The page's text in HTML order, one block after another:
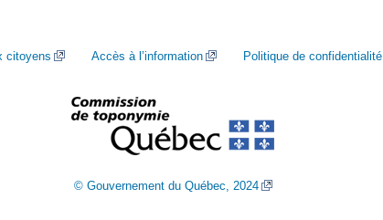
citoyens Accès à l’information Politique de confidentialité
© Gouvernement du Québec, 2024